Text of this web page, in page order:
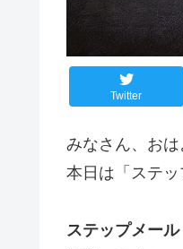
Twitter
みなさん、おは
本日は「ステッ
ステップメール